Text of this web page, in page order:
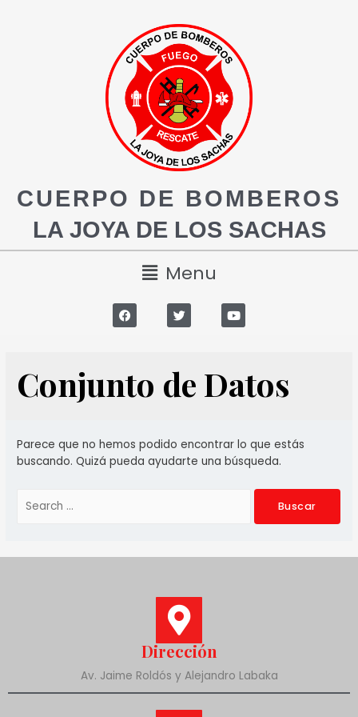
CUERPO DE BOMBEROS
LA JOYA DE LOS SACHAS
Menu
Conjunto de Datos
Parece que no hemos podido encontrar lo que estás
buscando. Quizá pueda ayudarte una búsqueda.
Dirección
Av. Jaime Roldós y Alejandro Labaka